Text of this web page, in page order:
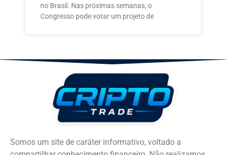
no Brasil. Nas próximas semanas, o
Congresso pode votar um projeto de
Somos um site de caráter informativo, voltado a